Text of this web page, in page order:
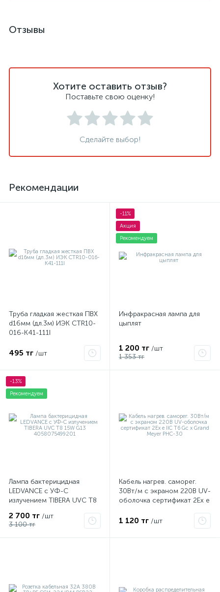
Отзывы
Хотите оставить отзыв?
Поставьте свою оценку!
Сделайте выбор!
Рекомендации
Труба гладкая жесткая ПВХ
d16мм (дл.3м) ИЭК CTR10-
016-K41-111I
495 тг /шт
-11%
Акция
Рекомендуем
Инфракрасная лампа для
цыплят
1 200 тг /шт
1 353 тг
-13%
Рекомендуем
Лампа бактерицидная
LEDVANCE с УФ-С
излучением TIBERA UVC T8
2 700 тг /шт
3 100 тг
Кабель нагрев. саморег.
30Вт/м с экраном 220В UV-
оболочка сертификат 2Ex e
PHC-30
1 120 тг /шт